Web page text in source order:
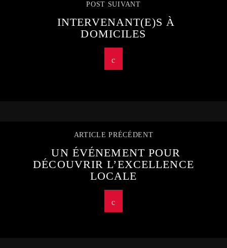
POST SUIVANT
INTERVENANT(E)S À
DOMICILES
ARTICLE PRÉCÉDENT
UN ÉVÉNEMENT POUR
DÉCOUVRIR L’EXCELLENCE
LOCALE